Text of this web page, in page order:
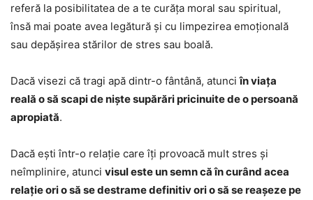
referă la posibilitatea de a te curăța moral sau spiritual,
însă mai poate avea legătură și cu limpezirea emoțională
sau depășirea stărilor de stres sau boală.
Dacă visezi că tragi apă dintr-o fântână, atunciîn viața
reală o să scapi de niște supărări pricinuite de o persoană
apropiată.
Dacă ești într-o relație care îți provoacă mult stres și
neîmplinire, atunci visul este un semn că în curând acea
relație ori o să se destrame definitiv ori o să se reașeze pe